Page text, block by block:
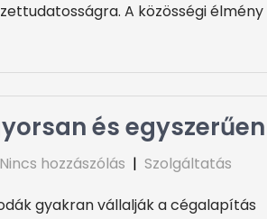
A közösségi élmény
és egyszerűen
Nincs hozzászólás | Szolgáltatás
gyakran vállalják a cégalapítás